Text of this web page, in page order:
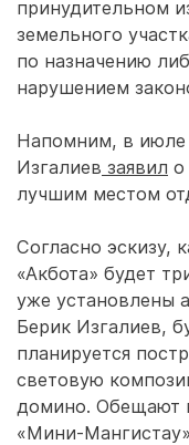
принудительном
земельного
по назначению
нарушением
Напомним, в июле
Изгалиев заявил о
лучшим местом
Согласно эскизу,
«Акбота» будет
уже установлены
Берик Изгалиев,
планируется
световую
домино. Обещают
«Мини-